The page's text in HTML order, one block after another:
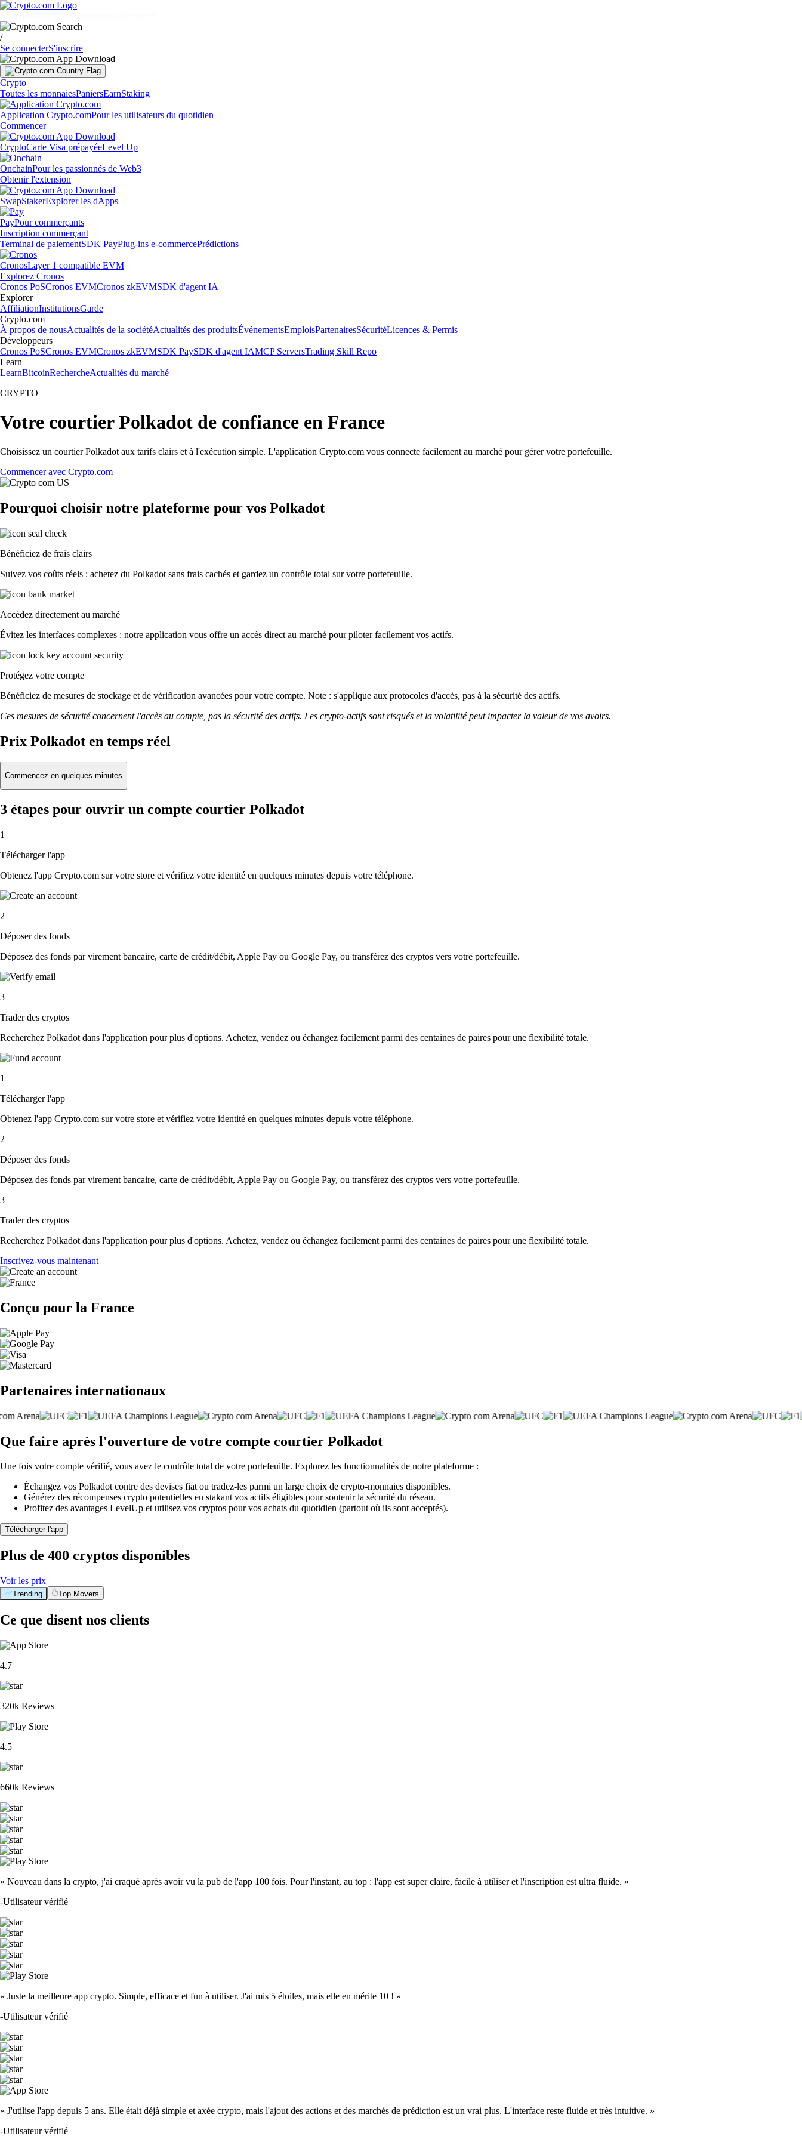
/
Se connecterS'inscrire
Crypto
Toutes les monnaiesPaniersEarnStaking
Application Crypto.comPour les utilisateurs du quotidien
Commencer
CryptoCarte Visa prépayéeLevel Up
OnchainPour les passionnés de Web3
Obtenir l'extension
SwapStakerExplorer les dApps
PayPour commerçants
Inscription commerçant
Terminal de paiementSDK PayPlug-ins e-commercePrédictions
CronosLayer 1 compatible EVM
Explorez Cronos
Cronos PoSCronos EVMCronos zkEVMSDK d'agent IA
Explorer
AffiliationInstitutionsGarde
Crypto.com
À propos de nousActualités de la sociétéActualités des produitsÉvénementsEmploisPartenairesSécuritéLicences & Permis
Développeurs
Cronos PoSCronos EVMCronos zkEVMSDK PaySDK d'agent IAMCP ServersTrading Skill Repo
Learn
LearnBitcoinRechercheActualités du marché
CRYPTO
Votre courtier Polkadot de confiance en France
Choisissez un courtier Polkadot aux tarifs clairs et à l'exécution simple. L'application Crypto.com vous connecte facilement au marché pour gérer votre portefeuille.
Commencer avec Crypto.com
Pourquoi choisir notre plateforme pour vos Polkadot
Bénéficiez de frais clairs
Suivez vos coûts réels : achetez du Polkadot sans frais cachés et gardez un contrôle total sur votre portefeuille.
Accédez directement au marché
Évitez les interfaces complexes : notre application vous offre un accès direct au marché pour piloter facilement vos actifs.
Protégez votre compte
Bénéficiez de mesures de stockage et de vérification avancées pour votre compte. Note : s'applique aux protocoles d'accès, pas à la sécurité des actifs.
Ces mesures de sécurité concernent l'accès au compte, pas la sécurité des actifs. Les crypto-actifs sont risqués et la volatilité peut impacter la valeur de vos avoirs.
Prix Polkadot en temps réel
Commencez en quelques minutes
3 étapes pour ouvrir un compte courtier Polkadot
1
Télécharger l'app
Obtenez l'app Crypto.com sur votre store et vérifiez votre identité en quelques minutes depuis votre téléphone.
2
Déposer des fonds
Déposez des fonds par virement bancaire, carte de crédit/débit, Apple Pay ou Google Pay, ou transférez des cryptos vers votre portefeuille.
3
Trader des cryptos
Recherchez Polkadot dans l'application pour plus d'options. Achetez, vendez ou échangez facilement parmi des centaines de paires pour une flexibilité totale.
1
Télécharger l'app
Obtenez l'app Crypto.com sur votre store et vérifiez votre identité en quelques minutes depuis votre téléphone.
2
Déposer des fonds
Déposez des fonds par virement bancaire, carte de crédit/débit, Apple Pay ou Google Pay, ou transférez des cryptos vers votre portefeuille.
3
Trader des cryptos
Recherchez Polkadot dans l'application pour plus d'options. Achetez, vendez ou échangez facilement parmi des centaines de paires pour une flexibilité totale.
Inscrivez-vous maintenant
Conçu pour la France
Partenaires internationaux
Que faire après l'ouverture de votre compte courtier Polkadot
Une fois votre compte vérifié, vous avez le contrôle total de votre portefeuille. Explorez les fonctionnalités de notre plateforme :
Échangez vos Polkadot contre des devises fiat ou tradez-les parmi un large choix de crypto-monnaies disponibles.
Générez des récompenses crypto potentielles en stakant vos actifs éligibles pour soutenir la sécurité du réseau.
Profitez des avantages LevelUp et utilisez vos cryptos pour vos achats du quotidien (partout où ils sont acceptés).
Télécharger l'app
Plus de 400 cryptos disponibles
Voir les prix
Trending Top Movers
Ce que disent nos clients
4.7
320k Reviews
4.5
660k Reviews
« Nouveau dans la crypto, j'ai craqué après avoir vu la pub de l'app 100 fois. Pour l'instant, au top : l'app est super claire, facile à utiliser et l'inscription est ultra fluide. »
-Utilisateur vérifié
« Juste la meilleure app crypto. Simple, efficace et fun à utiliser. J'ai mis 5 étoiles, mais elle en mérite 10 ! »
-Utilisateur vérifié
« J'utilise l'app depuis 5 ans. Elle était déjà simple et axée crypto, mais l'ajout des actions et des marchés de prédiction est un vrai plus. L'interface reste fluide et très intuitive. »
-Utilisateur vérifié